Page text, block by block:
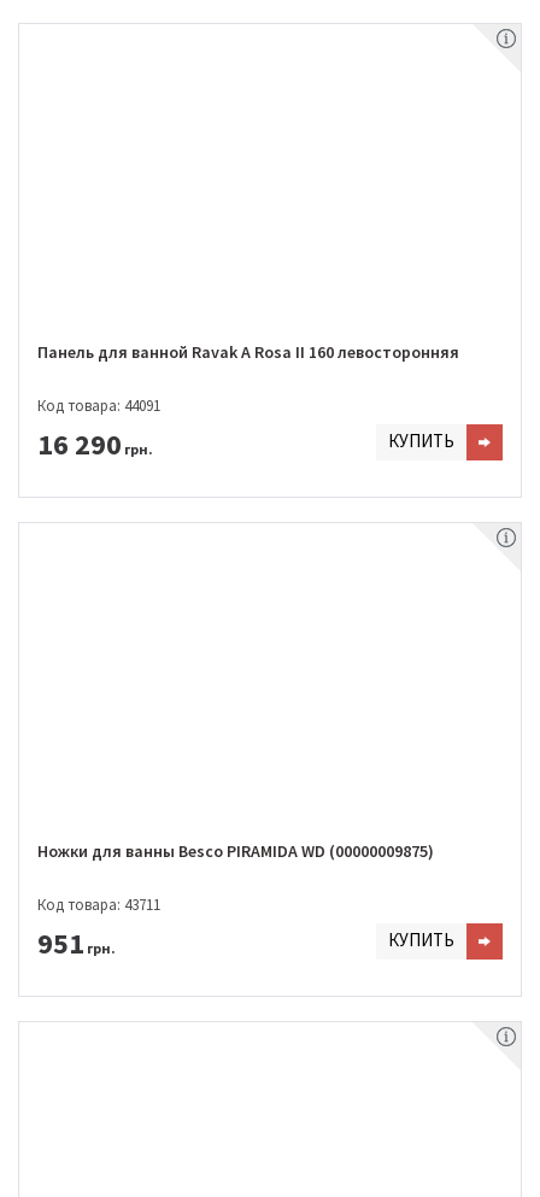
Панель для ванной Ravak A Rosa II 160 левосторонняя
Код товара: 44091
16 290 грн. КУПИТЬ
Ножки для ванны Besco PIRAMIDA WD (00000009875)
Код товара: 43711
951 грн. КУПИТЬ